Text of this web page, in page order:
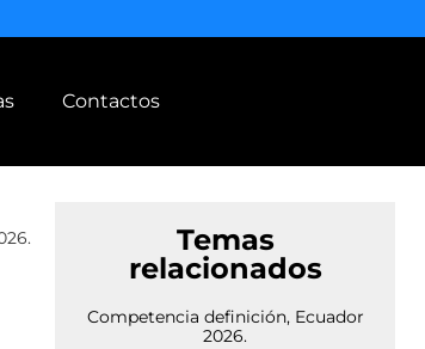
Contactos
Temas
relacionados
Competencia definición, Ecuador
2026.